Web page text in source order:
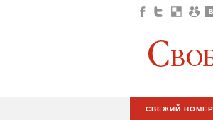
СВЕЖИЙ НОМЕР